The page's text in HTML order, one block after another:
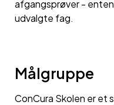
afgangsprøver -
udvalgte fag.
Målgruppe
ConCura Skolen er et